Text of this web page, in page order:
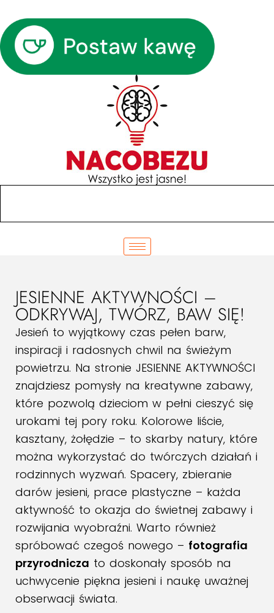
JESIENNE AKTYWNOŚCI –
ODKRYWAJ, TWÓRZ, BAW SIĘ!
Jesień to wyjątkowy czas pełen barw,
inspiracji i radosnych chwil na świeżym
powietrzu. Na stronie JESIENNE AKTYWNOŚCI
znajdziesz pomysły na kreatywne zabawy,
które pozwolą dzieciom w pełni cieszyć się
urokami tej pory roku. Kolorowe liście,
kasztany, żołędzie – to skarby natury, które
można wykorzystać do twórczych działań i
rodzinnych wyzwań. Spacery, zbieranie
darów jesieni, prace plastyczne – każda
aktywność to okazja do świetnej zabawy i
rozwijania wyobraźni. Warto również
spróbować czegoś nowego – fotografia
przyrodnicza to doskonały sposób na
uchwycenie piękna jesieni i naukę uważnej
obserwacji świata.